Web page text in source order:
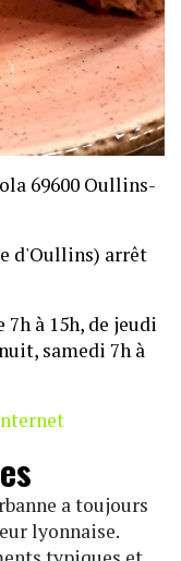
69600 Oullins-
d'Oullins) arrêt
à 15h, de jeudi
samedi 7h à
a toujours
lyonnaise.